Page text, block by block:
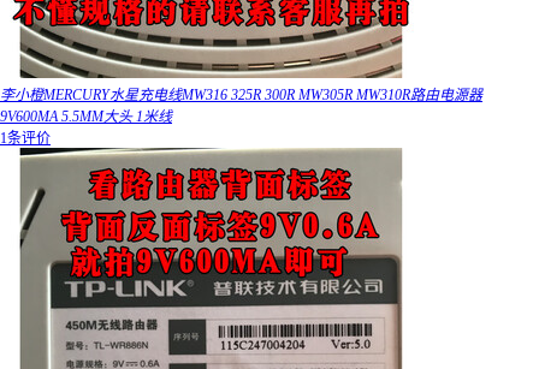
李小橙MERCURY水星充电线MW316 325R 300R MW305R MW310R路由电源器
9V600MA 5.5MM大头 1米线
1条评价